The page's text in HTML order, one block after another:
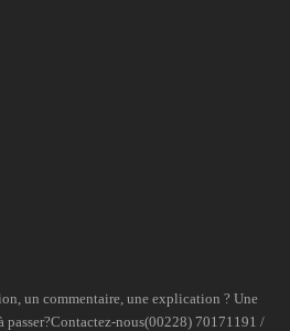
un commentaire, une explication ? Une
nous(00228) 70171191 /